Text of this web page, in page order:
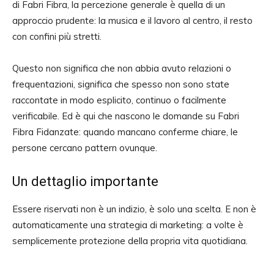
di Fabri Fibra, la percezione generale è quella di un
approccio prudente: la musica e il lavoro al centro, il resto
con confini più stretti.
Questo non significa che non abbia avuto relazioni o
frequentazioni, significa che spesso non sono state
raccontate in modo esplicito, continuo o facilmente
verificabile. Ed è qui che nascono le domande su Fabri
Fibra Fidanzate: quando mancano conferme chiare, le
persone cercano pattern ovunque.
Un dettaglio importante
Essere riservati non è un indizio, è solo una scelta. E non è
automaticamente una strategia di marketing: a volte è
semplicemente protezione della propria vita quotidiana.